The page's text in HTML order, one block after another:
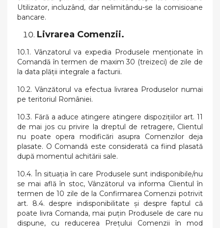
Utilizator, incluzând, dar nelimitându-se la comisioane
bancare.
Livrarea Comenzii.
10.1. Vânzatorul va expedia Produsele menționate în
Comandă în termen de maxim 30 (treizeci) de zile de
la data plății integrale a facturii.
10.2. Vânzătorul va efectua livrarea Produselor numai
pe teritoriul României.
10.3. Fără a aduce atingere atingere dispozițiilor art. 11
de mai jos cu privire la dreptul de retragere, Clientul
nu poate opera modificări asupra Comenzilor deja
plasate. O Comandă este considerată ca fiind plasată
după momentul achitării sale.
10.4. În situația în care Produsele sunt indisponibile/nu
se mai află în stoc, Vânzătorul va informa Clientul în
termen de 10 zile de la Confirmarea Comenzii potrivit
art. 8.4. despre indisponibilitate și despre faptul că
poate livra Comanda, mai puțin Produsele de care nu
dispune, cu reducerea Prețului Comenzii în mod